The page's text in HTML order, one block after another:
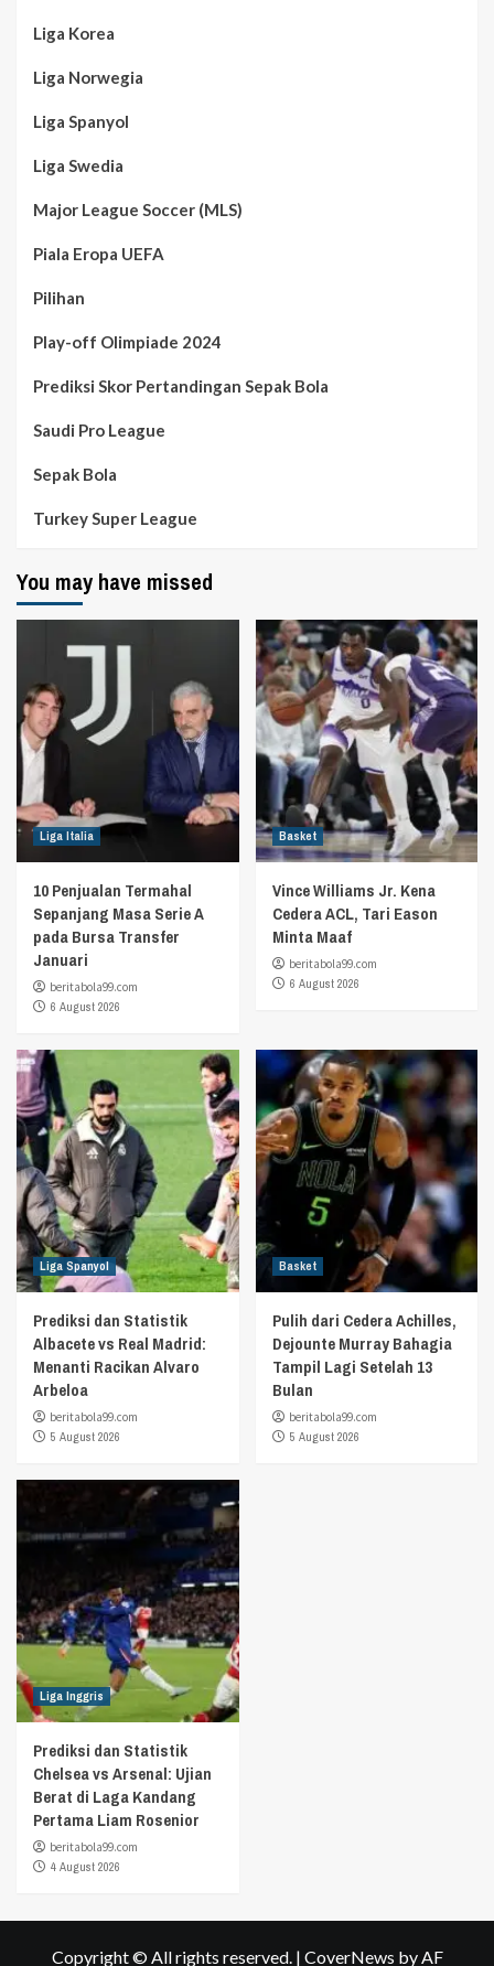
Liga Korea
Liga Norwegia
Liga Spanyol
Liga Swedia
Major League Soccer (MLS)
Piala Eropa UEFA
Pilihan
Play-off Olimpiade 2024
Prediksi Skor Pertandingan Sepak Bola
Saudi Pro League
Sepak Bola
Turkey Super League
You may have missed
Liga Italia
10 Penjualan Termahal
Sepanjang Masa Serie A
pada Bursa Transfer
Januari
beritabola99.com
6 August 2026
Basket
Vince Williams Jr. Kena
Cedera ACL, Tari Eason
Minta Maaf
beritabola99.com
6 August 2026
Liga Spanyol
Prediksi dan Statistik
Albacete vs Real Madrid:
Menanti Racikan Alvaro
Arbeloa
beritabola99.com
5 August 2026
Basket
Pulih dari Cedera Achilles,
Dejounte Murray Bahagia
Tampil Lagi Setelah 13
Bulan
beritabola99.com
5 August 2026
Liga Inggris
Prediksi dan Statistik
Chelsea vs Arsenal: Ujian
Berat di Laga Kandang
Pertama Liam Rosenior
beritabola99.com
4 August 2026
Copyright © All rights reserved. | CoverNews by AF